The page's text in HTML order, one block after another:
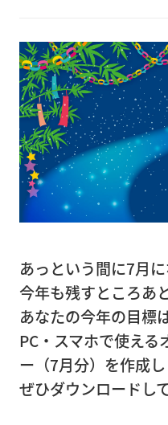
（大
型精
密機
器）
精
密
機
器
送
病
院・
店
舗・
事務
あっという間に7月
今年も残すところあ
あなたの今年の目標
PC・スマホで使え
ー（7月分）を作成し
ぜひダウンロードし